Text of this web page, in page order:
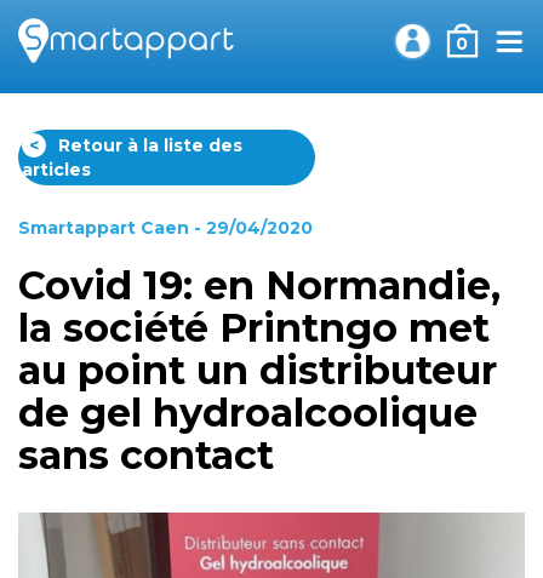
0
<
Retour à la liste des
articles
Smartappart Caen - 29/04/2020
Covid 19: en Normandie,
la société Printngo met
au point un distributeur
de gel hydroalcoolique
sans contact